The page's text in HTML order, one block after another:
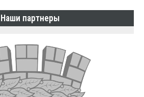
Наши партнеры